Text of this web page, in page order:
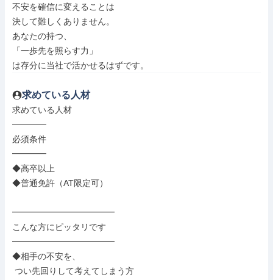
不安を確信に変えることは
決して難しくありません。
あなたの持つ、
「一歩先を照らす力」
は存分に当社で活かせるはずです。
求めている人材
求めている人材
━━━━
必須条件
━━━━
◆高卒以上
◆普通免許（AT限定可）
━━━━━━━━━━━━
こんな方にピッタリです
━━━━━━━━━━━━
◆相手の不安を、